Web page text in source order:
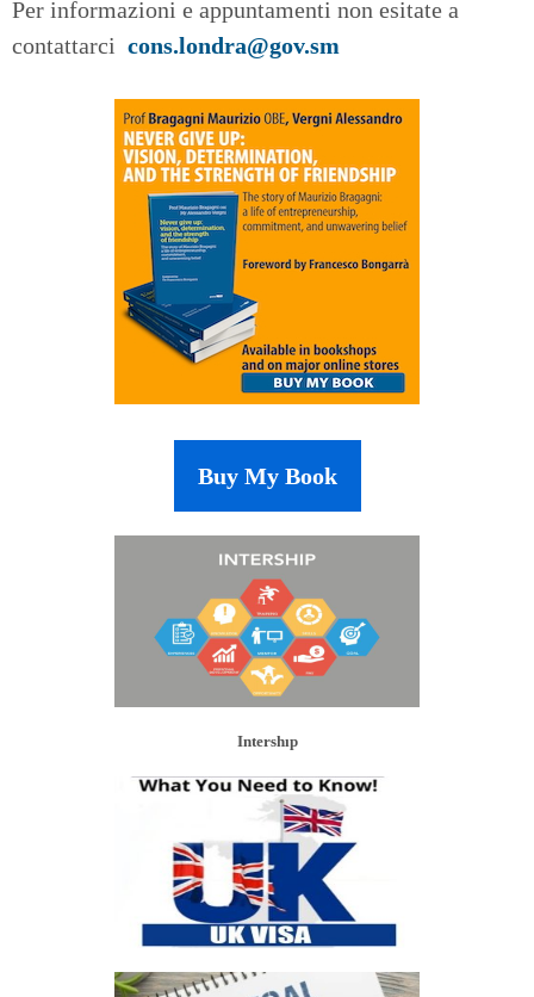
Per informazioni e appuntamenti non esitate a
contattarci cons.londra@gov.sm
Buy My Book
Intershıp